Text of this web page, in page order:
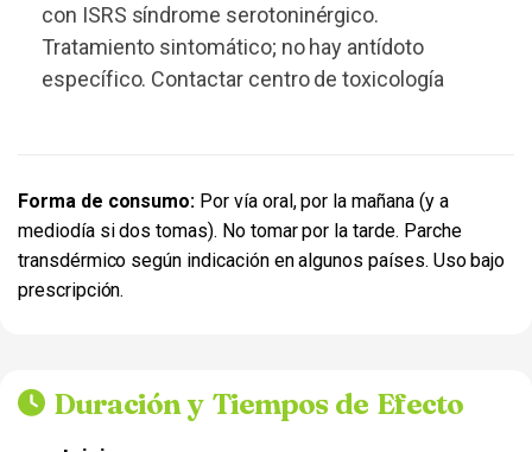
con ISRS síndrome serotoninérgico.
Tratamiento sintomático; no hay antídoto
específico. Contactar centro de toxicología
Forma de consumo: Por vía oral, por la mañana (y a
mediodía si dos tomas). No tomar por la tarde. Parche
transdérmico según indicación en algunos países. Uso bajo
prescripción.
Duración y Tiempos de Efecto